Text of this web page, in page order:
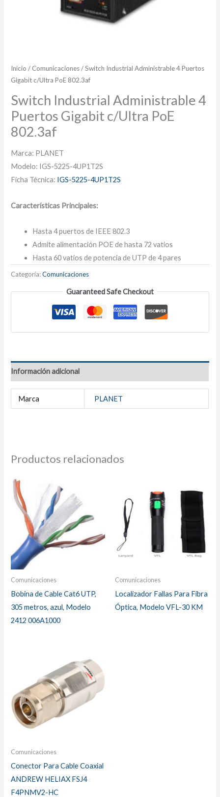
Inicio / Comunicaciones/ Switch Industrial Administrable 4 Puertos
Gigabit c/Ultra PoE 802.3af
Switch Industrial Administrable 4
Puertos Gigabit c/Ultra PoE
802.3af
Marca: PLANET
Modelo: IGS-5225-4UP1T2S
Ficha Técnica: IGS-5225-4UP1T2S
Características Principales:
Hasta 4 puertos de IEEE 802.3
Admite alimentación POE de hasta 72 vatios
Hasta 60 vatios de potencia de UTP de 4 pares
Categoría:Comunicaciones
Guaranteed Safe Checkout
Información adicional
Marca PLANET
Productos relacionados
Comunicaciones
Bobina de Cable Cat6 UTP,
305 metros, azul, Modelo
2412 006A1000
Comunicaciones
Localizador Fallas Para Fibra
Óptica, Modelo VFL-30 KM
Comunicaciones
Conector Para Cable Coaxial
ANDREW HELIAX FSJ4
F4PNMV2-HC